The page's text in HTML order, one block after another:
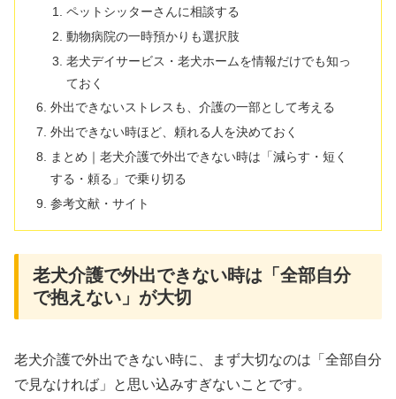
ペットシッターさんに相談する
動物病院の一時預かりも選択肢
老犬デイサービス・老犬ホームを情報だけでも知っ
ておく
外出できないストレスも、介護の一部として考える
外出できない時ほど、頼れる人を決めておく
まとめ｜老犬介護で外出できない時は「減らす・短く
する・頼る」で乗り切る
参考文献・サイト
老犬介護で外出できない時は「全部自分
で抱えない」が大切
老犬介護で外出できない時に、まず大切なのは「全部自分
で見なければ」と思い込みすぎないことです。